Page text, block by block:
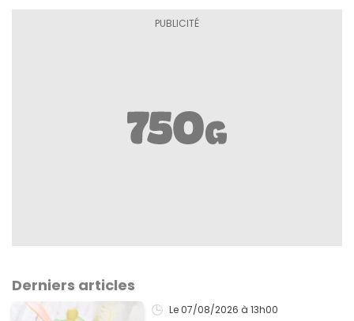
Derniers articles
Le 07/08/2026 à 13h00